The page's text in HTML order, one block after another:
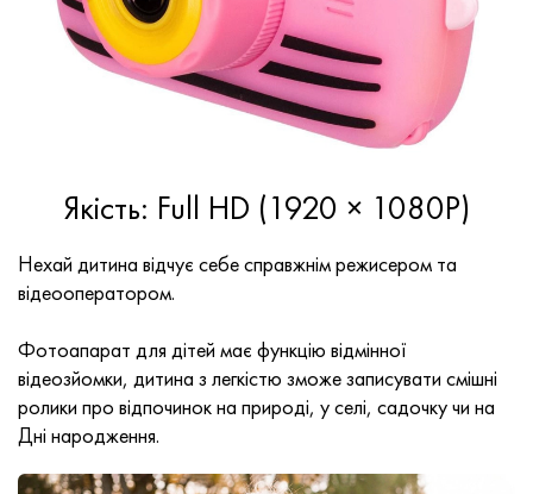
Якість: Full HD (1920 × 1080P)
Нехай дитина відчує себе справжнім режисером та
відеооператором.
Фотоапарат для дітей має функцію відмінної
відеозйомки, дитина з легкістю зможе записувати смішні
ролики про відпочинок на природі, у селі, садочку чи на
Дні народження.